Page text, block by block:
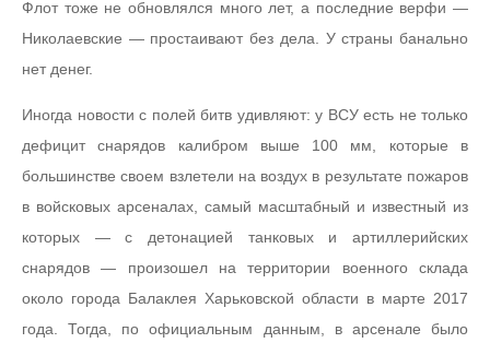
Флот тоже не обновлялся много лет, а последние верфи —
Николаевские — простаивают без дела. У страны банально
нет денег.
Иногда новости с полей битв удивляют: у ВСУ есть не только
дефицит снарядов калибром выше 100 мм, которые в
большинстве своем взлетели на воздух в результате пожаров
в войсковых арсеналах, самый масштабный и известный из
которых — с детонацией танковых и артиллерийских
снарядов — произошел на территории военного склада
около города Балаклея Харьковской области в марте 2017
года. Тогда, по официальным данным, в арсенале было